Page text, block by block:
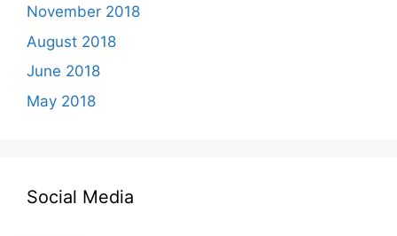
November 2018
August 2018
June 2018
May 2018
Social Media